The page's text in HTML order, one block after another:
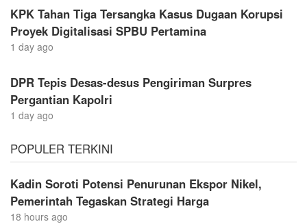
KPK Tahan Tiga Tersangka Kasus Dugaan Korupsi
Proyek Digitalisasi SPBU Pertamina
1 day ago
DPR Tepis Desas-desus Pengiriman Surpres
Pergantian Kapolri
1 day ago
POPULER TERKINI
Kadin Soroti Potensi Penurunan Ekspor Nikel,
Pemerintah Tegaskan Strategi Harga
18 hours ago